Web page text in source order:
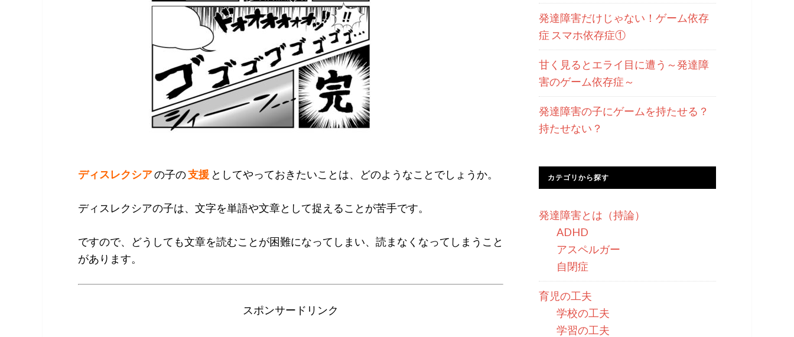
ディスレクシアの子の支援 としてやっておきたいことは、どのようなことでしょうか。
ディスレクシアの子は、文字を単語や文章として捉えることが苦手です。
ですので、どうしても文章を読むことが困難になってしまい、読まなくなってしまうこと
があります。
スポンサードリンク
発達障害だけじゃない！ゲーム依存
症 スマホ依存症①
甘く見るとエライ目に遭う～発達障
害のゲーム依存症～
発達障害の子にゲームを持たせる？
持たせない？
カテゴリから探す
発達障害とは（持論）
ADHD
アスペルガー
自閉症
育児の工夫
学校の工夫
学習の工夫